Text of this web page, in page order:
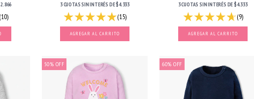
(10)
3 CUOTASSIN INTERÉS DE$4.333
(15)
AGREGAR AL CARRITO
3 CUOTAS SIN INTERÉS DE$4.333
(9)
AGREGAR AL CARRITO
50% OFF 60%OFF